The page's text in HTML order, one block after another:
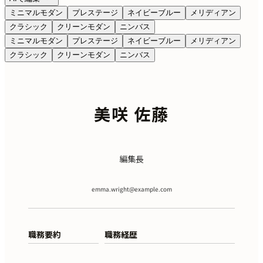
ミニマルモダン
プレステージ ネイビーブルー
メリディアン
クラシック
クリーンモダン
ニンバス
ミニマルモダン
プレステージ ネイビーブルー
メリディアン
クラシック
クリーンモダン ニンバス
美咲 佐藤
編集長
emma.wright@example.com
職務要約 職務経歴